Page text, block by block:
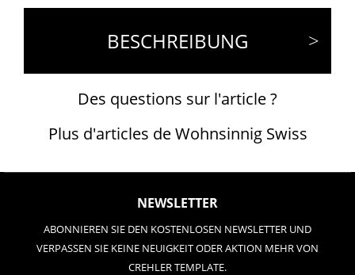
BESCHREIBUNG
Des questions sur l'article ?
Plus d'articles de Wohnsinnig Swiss
NEWSLETTER
ABONNIEREN SIE DEN KOSTENLOSEN NEWSLETTER UND
VERPASSEN SIE KEINE NEUIGKEIT ODER AKTION MEHR VON
CREHLER TEMPLATE.